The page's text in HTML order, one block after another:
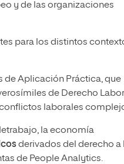
y de las organizaciones
para los distintos
de Aplicación Práctica, que
de Derecho
laborales
la economía
derivados del derecho a
de People Analytics.